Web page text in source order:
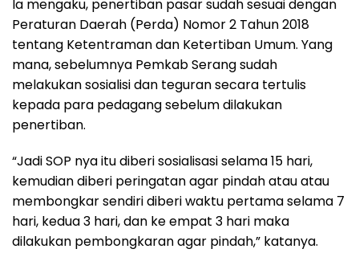
Ia mengaku, penertiban pasar sudah sesuai dengan
Peraturan Daerah (Perda) Nomor 2 Tahun 2018
tentang Ketentraman dan Ketertiban Umum. Yang
mana, sebelumnya Pemkab Serang sudah
melakukan sosialisi dan teguran secara tertulis
kepada para pedagang sebelum dilakukan
penertiban.
“Jadi SOP nya itu diberi sosialisasi selama 15 hari,
kemudian diberi peringatan agar pindah atau atau
membongkar sendiri diberi waktu pertama selama 7
hari, kedua 3 hari, dan ke empat 3 hari maka
dilakukan pembongkaran agar pindah,” katanya.